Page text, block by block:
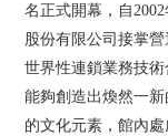
名正式開幕，自
股份有限公司接掌
世界性連鎖業務技
能夠創造出煥然一
的文化元素，館內